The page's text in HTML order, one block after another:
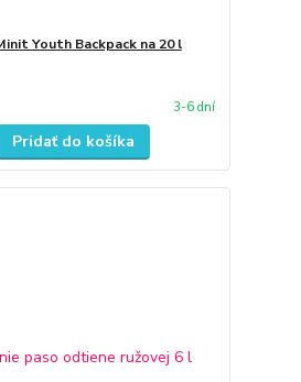
Youth Backpack na 20 l
3-6 dní
Pridať do košíka